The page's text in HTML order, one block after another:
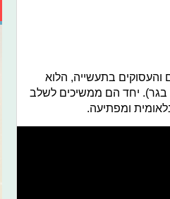
והעסוקים בתעשייה, הלוא
בגר). יחד הם ממשיכים לשלב
ומפתיעה.